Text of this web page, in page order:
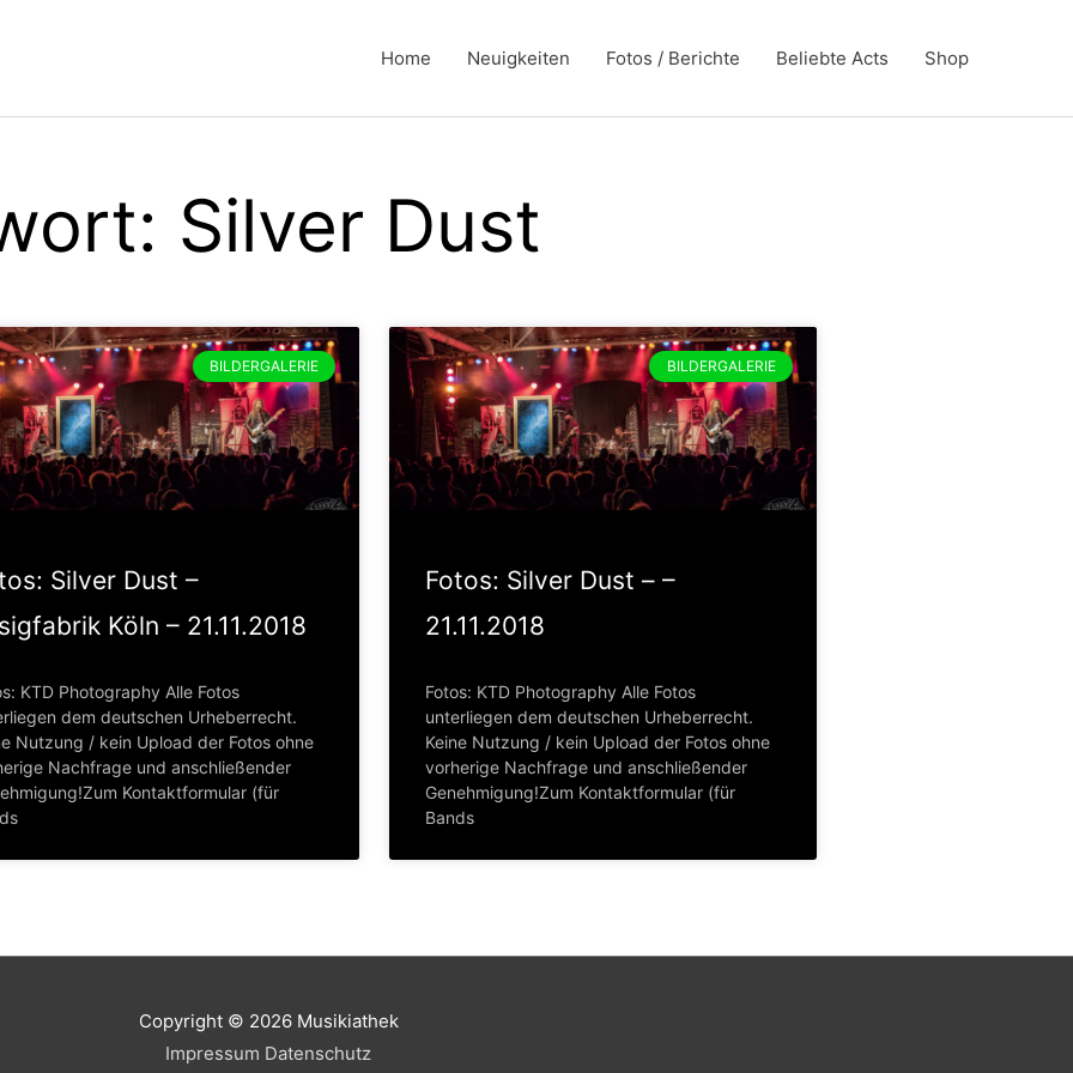
Home Neuigkeiten Fotos / Berichte Beliebte Acts Shop
Silver Dust
BILDERGALERIE
Silver Dust –
Köln – 21.11.2018
KTD Photography Alle Fotos
dem deutschen Urheberrecht.
Nutzung / kein Upload der Fotos ohne
Nachfrage und anschließender
Kontaktformular (für
BILDERGALERIE
Fotos: Silver Dust – –
21.11.2018
Fotos: KTD Photography Alle Fotos
unterliegen dem deutschen Urheberrecht.
Keine Nutzung / kein Upload der Fotos ohne
vorherige Nachfrage und anschließender
Genehmigung!Zum Kontaktformular (für
Bands
Copyright © 2026 Musikiathek
Impressum Datenschutz